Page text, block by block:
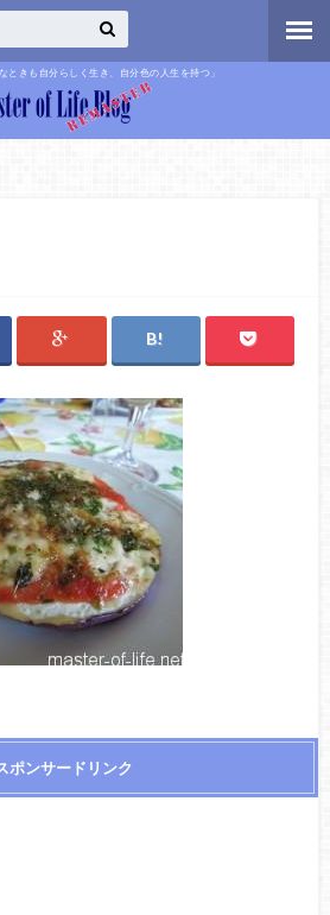
ときも自分らしく生き、自分色の人生を持つ」
ポンサードリンク